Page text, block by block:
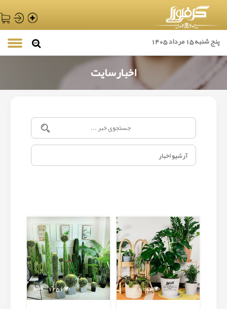
پنج شنبه 15 مرداد 1405
اخبارسایت
آرشیو اخبار
1256 1104